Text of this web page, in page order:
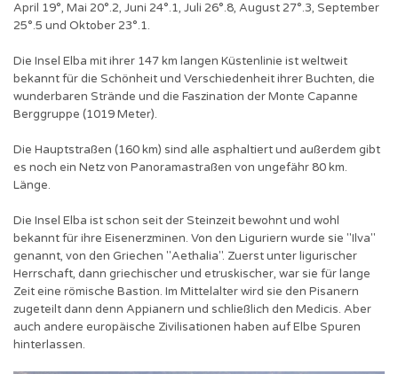
April 19°, Mai 20°.2, Juni 24°.1, Juli 26°.8, August 27°.3, September
25°.5 und Oktober 23°.1.
Die Insel Elba mit ihrer 147 km langen Küstenlinie ist weltweit
bekannt für die Schönheit und Verschiedenheit ihrer Buchten, die
wunderbaren Strände und die Faszination der Monte Capanne
Berggruppe (1019 Meter).
Die Hauptstraßen (160 km) sind alle asphaltiert und außerdem gibt
es noch ein Netz von Panoramastraßen von ungefähr 80 km.
Länge.
Die Insel Elba ist schon seit der Steinzeit bewohnt und wohl
bekannt für ihre Eisenerzminen. Von den Liguriern wurde sie "Ilva"
genannt, von den Griechen "Aethalia". Zuerst unter ligurischer
Herrschaft, dann griechischer und etruskischer, war sie für lange
Zeit eine römische Bastion. Im Mittelalter wird sie den Pisanern
zugeteilt dann denn Appianern und schließlich den Medicis. Aber
auch andere europäische Zivilisationen haben auf Elbe Spuren
hinterlassen.